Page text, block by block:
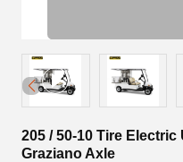
205 / 50-10 Tire
Graziano Axle